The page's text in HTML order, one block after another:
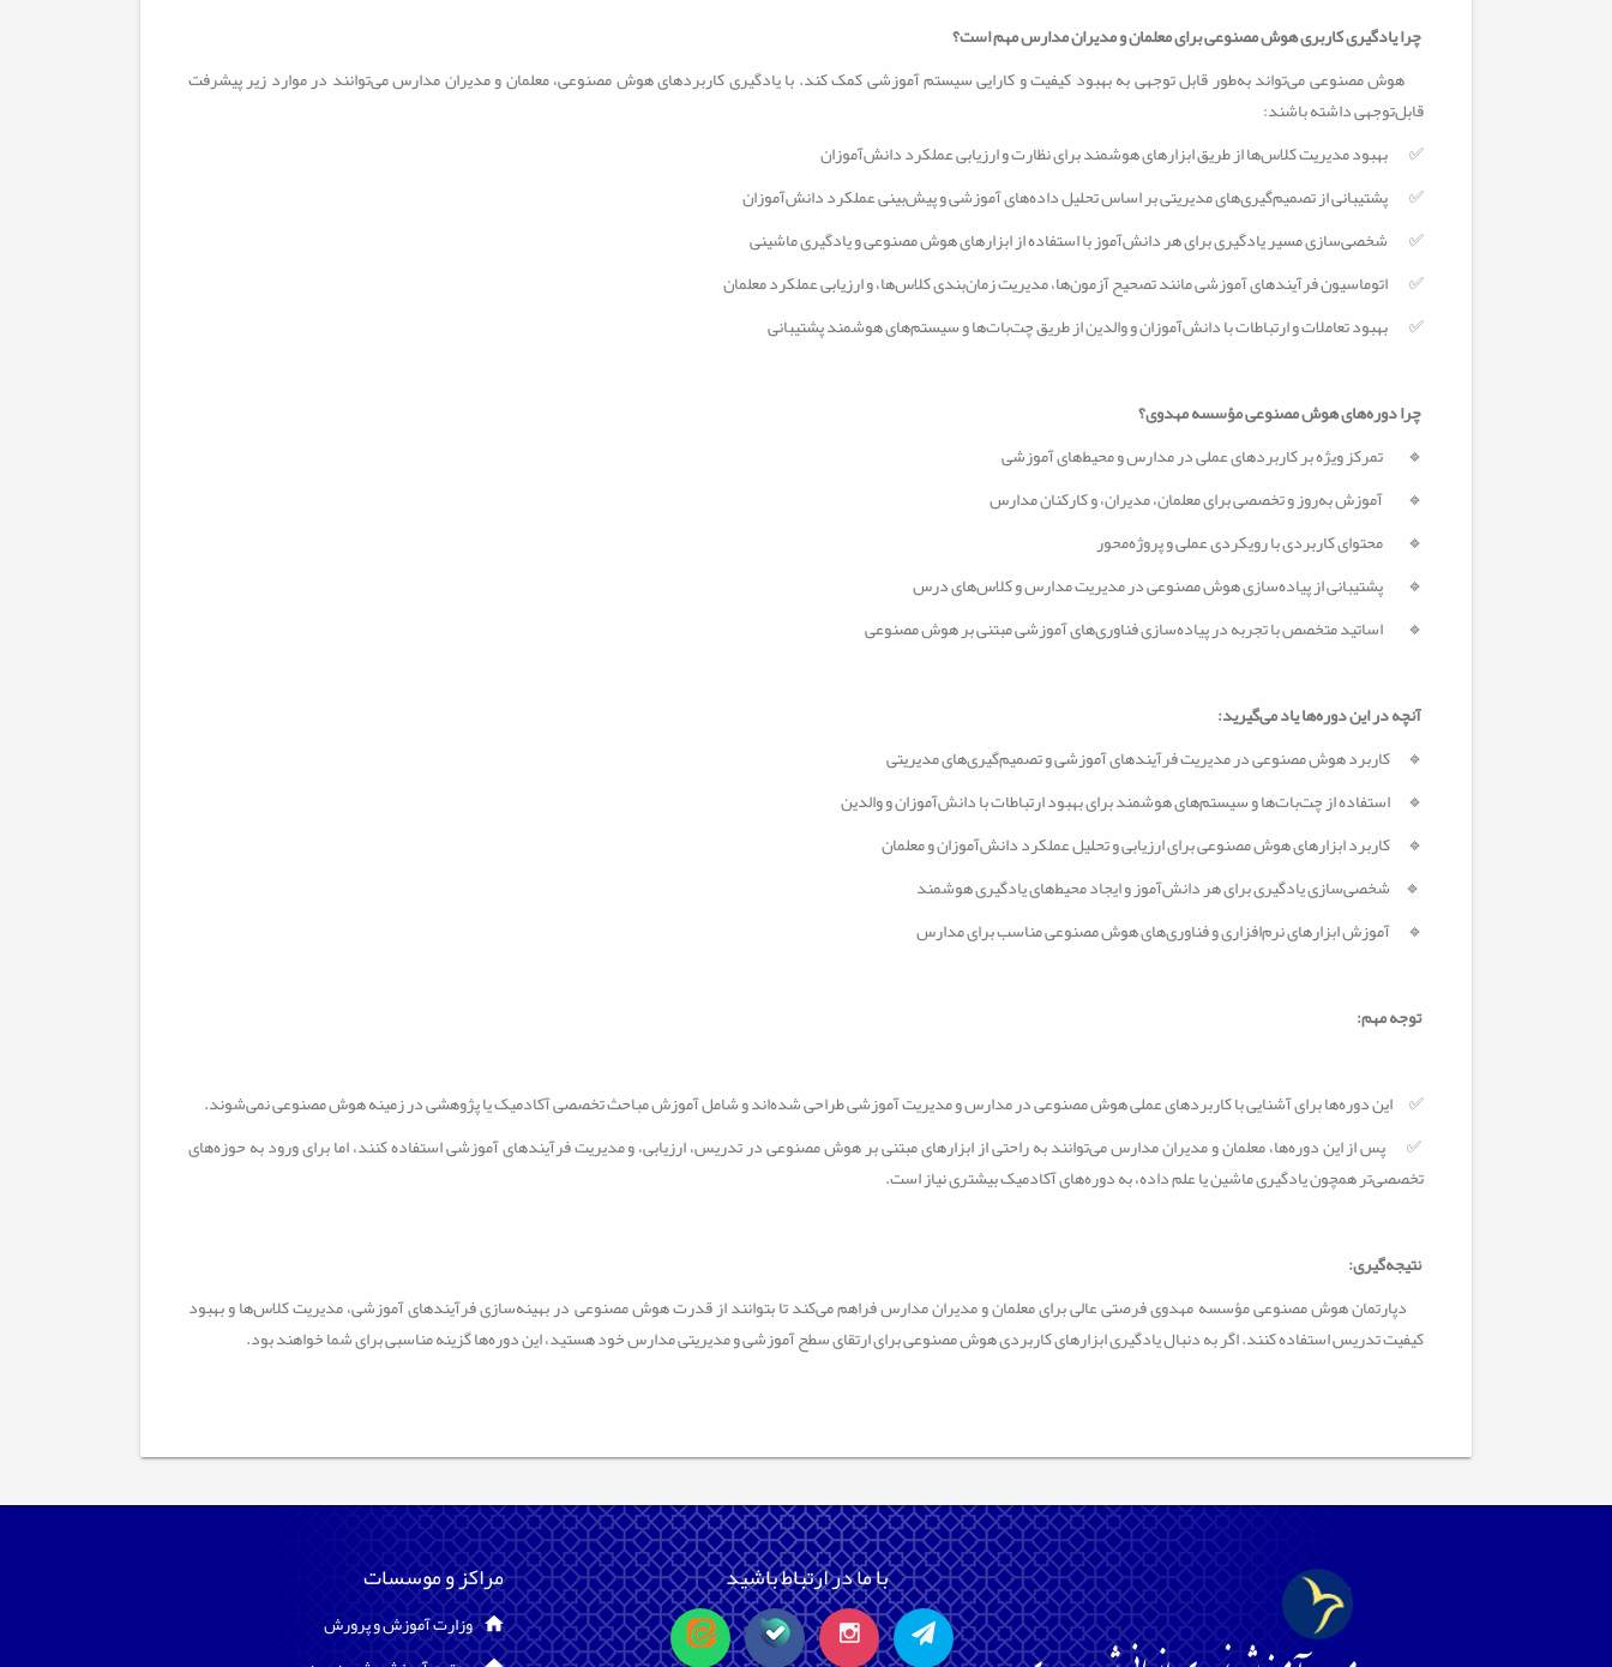
چرا یادگیری کاربری هوش مصنوعی برای معلمان و مدیران مدارس مهم است؟
هوش مصنوعی می‌تواند به‌طور قابل توجهی به بهبود کیفیت و کارایی سیستم آموزشی کمک کند. با یادگیری کاربردهای هوش مصنوعی، معلمان و مدیران مدارس می‌توانند در موارد زیر پیشرفت
قابل‌توجهی داشته باشند:
✅
بهبود مدیریت کلاس‌ها از طریق ابزارهای هوشمند برای نظارت و ارزیابی عملکرد دانش‌آموزان
✅
پشتیبانی از تصمیم‌گیری‌های مدیریتی بر اساس تحلیل داده‌های آموزشی و پیش‌بینی عملکرد دانش‌آموزان
✅
شخصی‌سازی مسیر یادگیری برای هر دانش‌آموز با استفاده از ابزارهای هوش مصنوعی و یادگیری ماشینی
✅
اتوماسیون فرآیندهای آموزشی مانند تصحیح آزمون‌ها، مدیریت زمان‌بندی کلاس‌ها، و ارزیابی عملکرد معلمان
✅
بهبود تعاملات و ارتباطات با دانش‌آموزان و والدین از طریق چت‌بات‌ها و سیستم‌های هوشمند پشتیبانی
چرا دوره‌های هوش مصنوعی مؤسسه مهدوی؟
🔹
تمرکز ویژه بر کاربردهای عملی در مدارس و محیط‌های آموزشی
🔹
آموزش به‌روز و تخصصی برای معلمان، مدیران، و کارکنان مدارس
🔹
محتوای کاربردی با رویکردی عملی و پروژه‌محور
🔹
پشتیبانی از پیاده‌سازی هوش مصنوعی در مدیریت مدارس و کلاس‌های درس
🔹
اساتید متخصص با تجربه در پیاده‌سازی فناوری‌های آموزشی مبتنی بر هوش مصنوعی
آنچه در این دوره‌ها یاد می‌گیرید:
🔹 کاربرد هوش مصنوعی در مدیریت فرآیندهای آموزشی و تصمیم‌گیری‌های مدیریتی
🔹 استفاده از چت‌بات‌ها و سیستم‌های هوشمند برای بهبود ارتباطات با دانش‌آموزان و والدین
🔹 کاربرد ابزارهای هوش مصنوعی برای ارزیابی و تحلیل عملکرد دانش‌آموزان و معلمان
🔹 شخصی‌سازی یادگیری برای هر دانش‌آموز و ایجاد محیط‌های یادگیری هوشمند
🔹 آموزش ابزارهای نرم‌افزاری و فناوری‌های هوش مصنوعی مناسب برای مدارس
توجه مهم:
✅ این دوره‌ها برای آشنایی با کاربردهای عملی هوش مصنوعی در مدارس و مدیریت آموزشی طراحی شده‌اند و شامل آموزش مباحث تخصصی آکادمیک یا پژوهشی در زمینه هوش مصنوعی نمی‌شوند.
✅
پس از این دوره‌ها، معلمان و مدیران مدارس می‌توانند به راحتی از ابزارهای مبتنی بر هوش مصنوعی در تدریس، ارزیابی، و مدیریت فرآیندهای آموزشی استفاده کنند، اما برای ورود به حوزه‌های
تخصصی‌تر همچون یادگیری ماشین یا علم داده، به دوره‌های آکادمیک بیشتری نیاز است.
نتیجه‌گیری:
دپارتمان هوش مصنوعی مؤسسه مهدوی فرصتی عالی برای معلمان و مدیران مدارس فراهم می‌کند تا بتوانند از قدرت هوش مصنوعی در بهینه‌سازی فرآیندهای آموزشی، مدیریت کلاس‌ها و بهبود
کیفیت تدریس استفاده کنند. اگر به دنبال یادگیری ابزارهای کاربردی هوش مصنوعی برای ارتقای سطح آموزشی و مدیریتی مدارس خود هستید، این دوره‌ها گزینه مناسبی برای شما خواهند بود.
با ما در ارتباط باشید مراکز و موسسات
وزارت آموزش و پرورش